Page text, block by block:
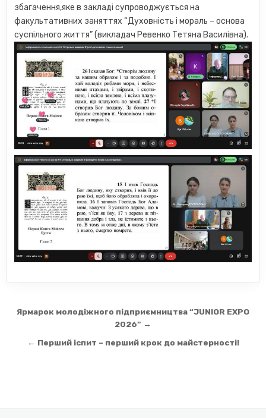
збагачення,яке в закладі супроводжується на
факультативних заняттях “Духовність і мораль – основа
суспільного життя” (викладач Ревенко Тетяна Василівна).
Навігація
Ярмарок молодіжного підприємництва “JUNIOR EXPO
2026” →
← Перший іспит – перший крок до майстерності!